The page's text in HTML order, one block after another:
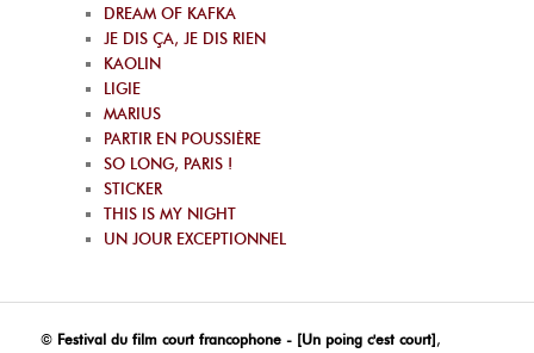
DREAM OF KAFKA
JE DIS ÇA, JE DIS RIEN
KAOLIN
LIGIE
MARIUS
PARTIR EN POUSSIÈRE
SO LONG, PARIS !
STICKER
THIS IS MY NIGHT
UN JOUR EXCEPTIONNEL
© Festival du film court francophone - [Un poing c'est court],